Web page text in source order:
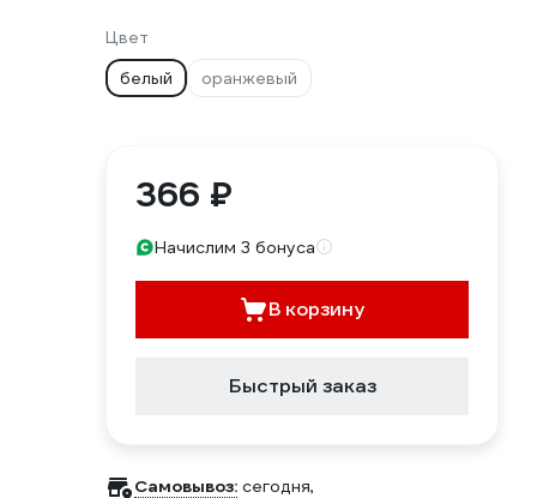
Цвет
белый
оранжевый
366 ₽
Начислим 3 бонуса
В корзину
Быстрый заказ
Самовывоз: сегодня,